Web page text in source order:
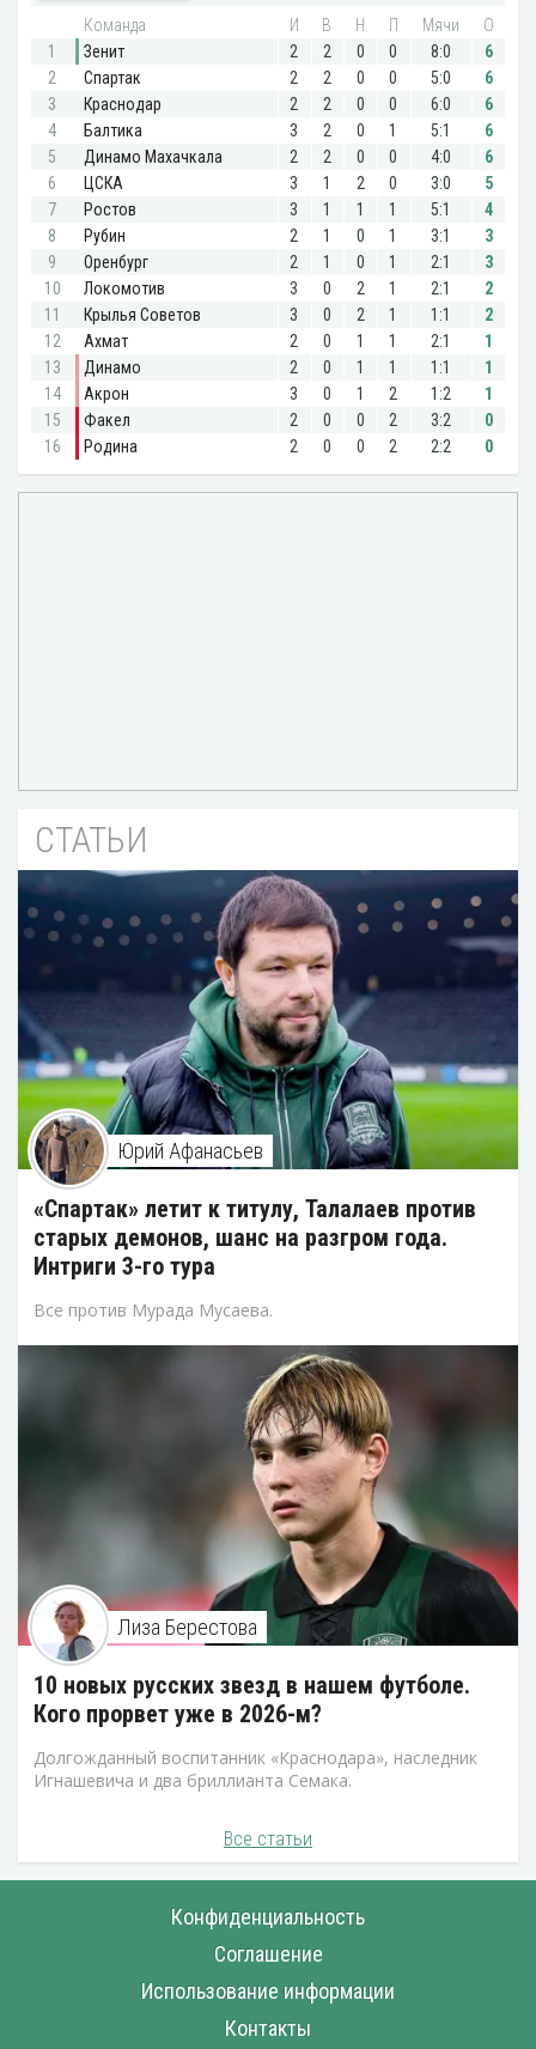
СТАТЬИ
Юрий Афанасьев
«Спартак» летит к титулу, Талалаев против
старых демонов, шанс на разгром года.
Интриги 3-го тура
Все против Мурада Мусаева.
Лиза Берестова
10 новых русских звезд в нашем футболе.
Кого прорвет уже в 2026-м?
Долгожданный воспитанник «Краснодара», наследник
Игнашевича и два бриллианта Семака.
Все статьи
Конфиденциальность
Соглашение
Использование информации
Контакты